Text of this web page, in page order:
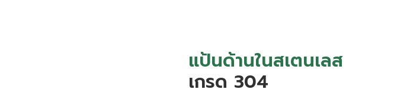
แป้นด้านในสเตนเลส
เกรด 304